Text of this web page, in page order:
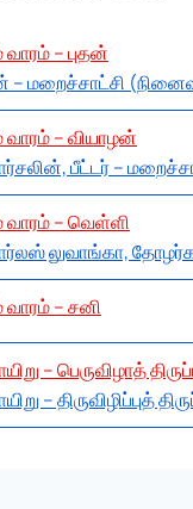
– புதன்
– மறைச்சாட்சி
– வியாழன்
பீட்டர் –
– வெள்ளி
லுவாங்கா,
– சனி
– பெருவிழாத்
– திருவிழிப்புத்